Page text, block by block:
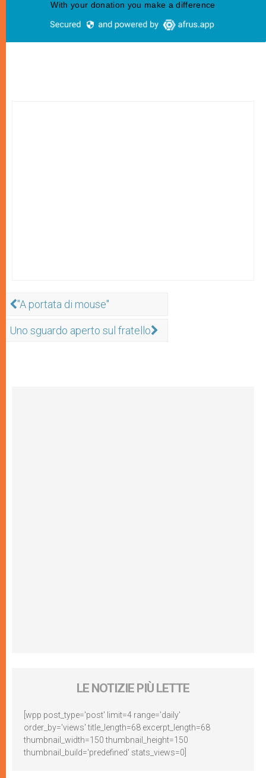
"A portata di mouse"
Uno sguardo aperto sul fratello
LE NOTIZIE PIÙ LETTE
[wpp post_type='post' limit=4 range='daily'
order_by='views' title_length=68 excerpt_length=68
thumbnail_width=150 thumbnail_height=150
thumbnail_build='predefined' stats_views=0]